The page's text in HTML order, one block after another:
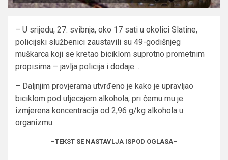
– U srijedu, 27. svibnja, oko 17 sati u okolici Slatine,
policijski službenici zaustavili su 49-godišnjeg
muškarca koji se kretao biciklom suprotno prometnim
propisima – javlja policija i dodaje…
– Daljnjim provjerama utvrđeno je kako je upravljao
biciklom pod utjecajem alkohola, pri čemu mu je
izmjerena koncentracija od 2,96 g/kg alkohola u
organizmu.
–TEKST SE NASTAVLJA ISPOD OGLASA–